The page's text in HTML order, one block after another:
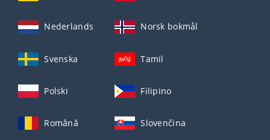
Nederlands Norsk bokmål
Svenska Tamil
Polski Filipino
Română Slovenčina